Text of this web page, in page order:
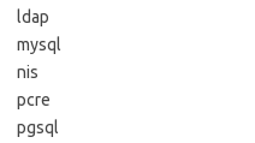
ldap
mysql
nis
pcre
pgsql